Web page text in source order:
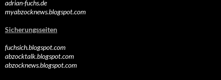
adrian-fuchs.de
myabzocknews.blogspot.com
Sicherungsseiten
fuchsich.blogspot.com
abzocktalk.blogspot.com
abzocknews.blogspot.com